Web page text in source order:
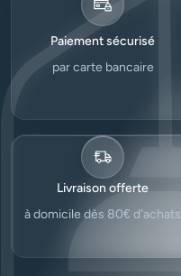
Paiement sécurisé
par carte bancaire
Livraison offerte
à domicile dès 80€ d’achats